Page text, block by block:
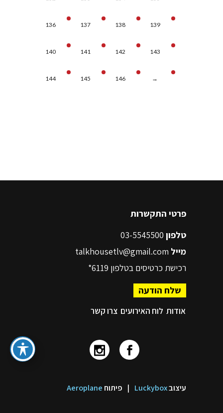
136 137 138 139
140 141 142 143
144 145 146 →
פרטי התקשרות
טלפון
מייל talkhousetlv@gmail.com
רכישת כרטיסים בטלפון 6119*
שלח הודעה
אודות לוח האירועים צרו קשר
עיצובLuckybox
| פיתוח Aeroplane